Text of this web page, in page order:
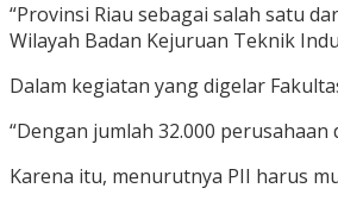
“Provinsi Riau sebagai salah satu
Wilayah Badan Kejuruan Teknik
Dalam kegiatan yang digelar
“Dengan jumlah 32.000
Karena itu, menurutnya PII harus